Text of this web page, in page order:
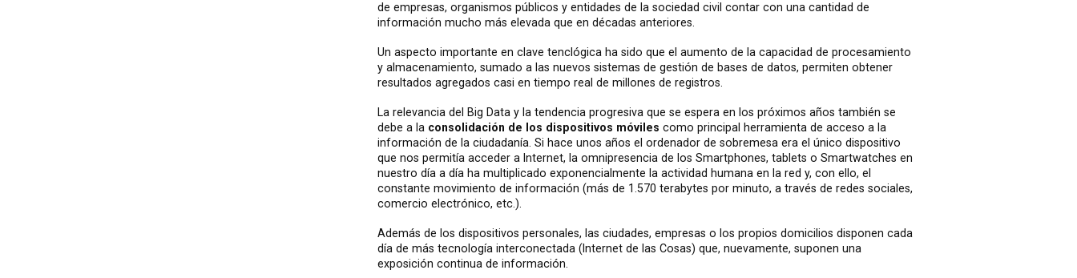
de empresas, organismos públicos y entidades de la sociedad civil contar con una cantidad de
información mucho más elevada que en décadas anteriores.
Un aspecto importante en clave tenclógica ha sido que el aumento de la capacidad de procesamiento
y almacenamiento, sumado a las nuevos sistemas de gestión de bases de datos, permiten obtener
resultados agregados casi en tiempo real de millones de registros.
La relevancia del Big Data y la tendencia progresiva que se espera en los próximos años también se
debe a la consolidación de los dispositivos móviles como principal herramienta de acceso a la
información de la ciudadanía. Si hace unos años el ordenador de sobremesa era el único dispositivo
que nos permitía acceder a Internet, la omnipresencia de los Smartphones, tablets o Smartwatches en
nuestro día a día ha multiplicado exponencialmente la actividad humana en la red y, con ello, el
constante movimiento de información (más de 1.570 terabytes por minuto, a través de redes sociales,
comercio electrónico, etc.).
Además de los dispositivos personales, las ciudades, empresas o los propios domicilios disponen cada
día de más tecnología interconectada (Internet de las Cosas) que, nuevamente, suponen una
exposición continua de información.